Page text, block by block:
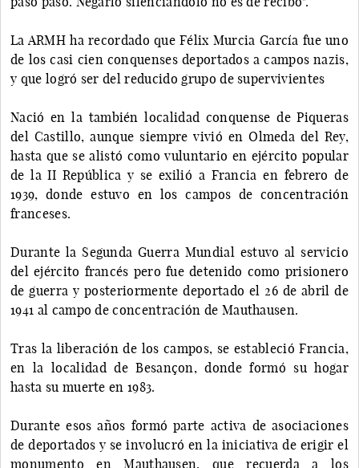
La ARMH ha recordado que Félix Murcia García fue uno
de los casi cien conquenses deportados a campos nazis,
y que logró ser del reducido grupo de supervivientes
Nació en la también localidad conquense de Piqueras
del Castillo, aunque siempre vivió en Olmeda del Rey,
hasta que se alistó como vuluntario en ejército popular
de la II República y se exilió a Francia en febrero de
1939, donde estuvo en los campos de concentración
franceses.
Durante la Segunda Guerra Mundial estuvo al servicio
del ejército francés pero fue detenido como prisionero
de guerra y posteriormente deportado el 26 de abril de
1941 al campo de concentración de Mauthausen.
Tras la liberación de los campos, se estableció Francia,
en la localidad de Besançon, donde formó su hogar
hasta su muerte en 1983.
Durante esos años formó parte activa de asociaciones
de deportados y se involucró en la iniciativa de erigir el
monumento en Mauthausen, que recuerda a los